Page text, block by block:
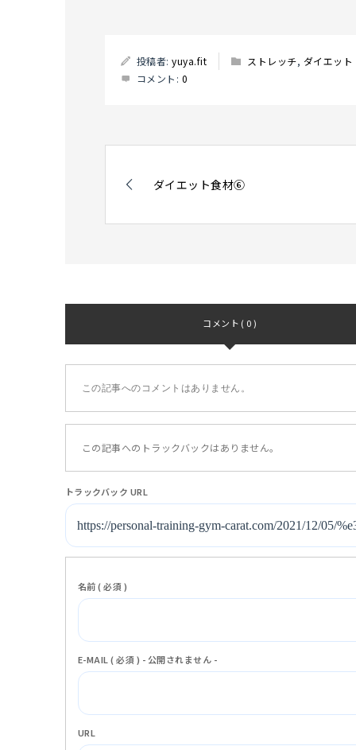
投稿者:yuya.fit ストレッチ, ダイエッ
コメント: 0
ダイエット食材⑥
コメント ( 0 )
この記事へのコメントはありません。
この記事へのトラックバックはありません。
トラックバック URL
名前 ( 必須 )
E-MAIL ( 必須 ) - 公開されません -
URL